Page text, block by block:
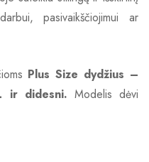
pasivaikščiojimui ar
Plus Size dydžius –
ir didesni. Modelis dėvi